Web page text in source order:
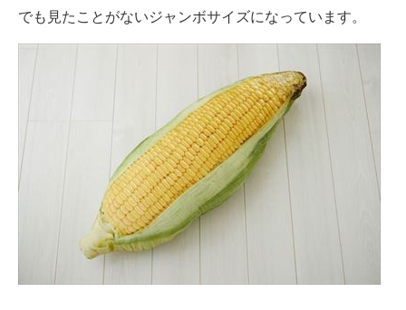
でも見たことがないジャンボサイズになっています。